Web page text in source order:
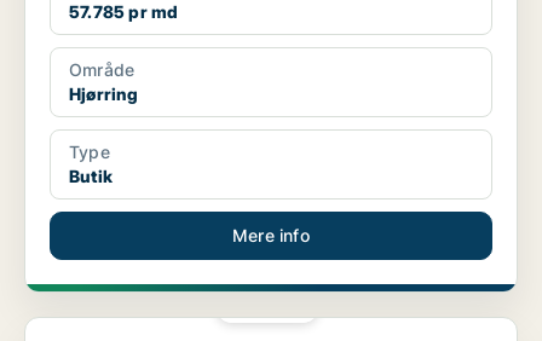
57.785 pr md
Område
Hjørring
Type
Butik
Mere info
Værksted i Randers NV